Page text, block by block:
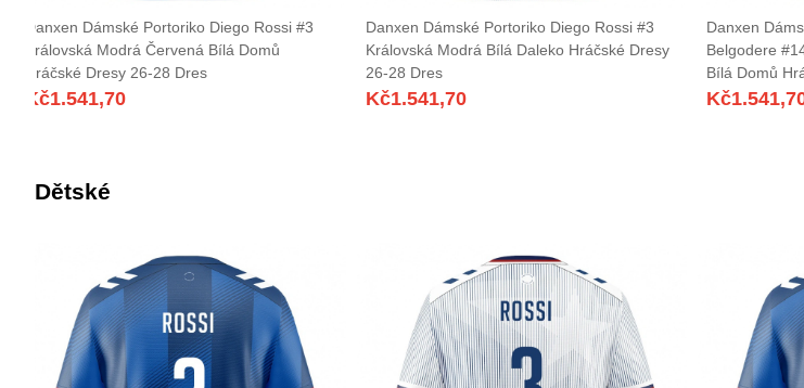
Danxen Dámské Portoriko Diego Rossi #3
Královská Modrá Červená Bílá Domů
Hráčské Dresy 26-28 Dres
Kč1.541,70
Danxen Dámské Portoriko Diego Rossi #3
Královská Modrá Bílá Daleko Hráčské Dresy
26-28 Dres
Kč1.541,70
Danxen
Belgodere
Bílá Domů
Kč
Dětské